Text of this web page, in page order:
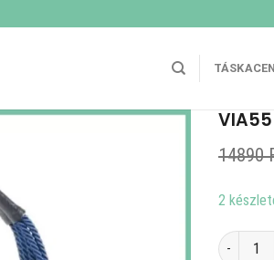
14890
2
VIA55 női